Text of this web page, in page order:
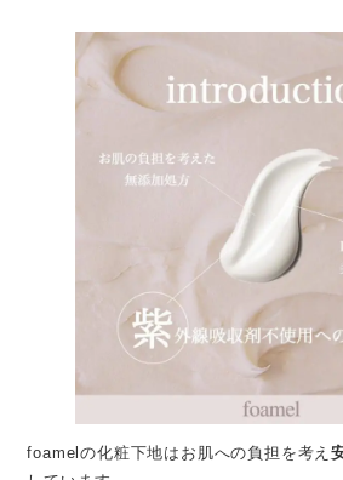
foamelの化粧下地はお肌への負担を考え